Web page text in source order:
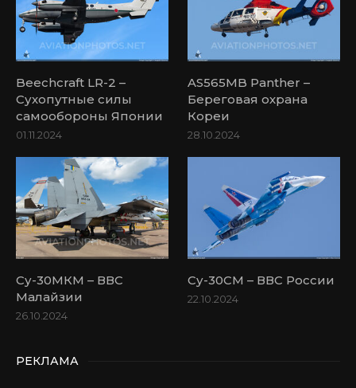
Beechcraft LR-2 –
Сухопутные силы
самообороны Японии
01.11.2024
AS565MB Panther –
Береговая охрана
Кореи
28.10.2024
Су-30МКМ – ВВС
Малайзии
26.10.2024
Су-30СМ – ВВС России
22.10.2024
РЕКЛАМА